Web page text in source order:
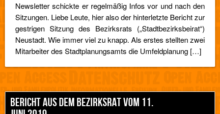
Newsletter schickte er regelmäßig Infos vor und nach den
Sitzungen. Liebe Leute, hier also der hinterletzte Bericht zur
gestrigen Sitzung des Bezirksrats („Stadtbezirksbeirat“)
Neustadt. Wie immer viel zu knapp. Als erstes stellten zwei
Mitarbeiter des Stadtplanungsamts die Umfeldplanung […]
BERICHT AUS DEM BEZIRKSRAT VOM 11.